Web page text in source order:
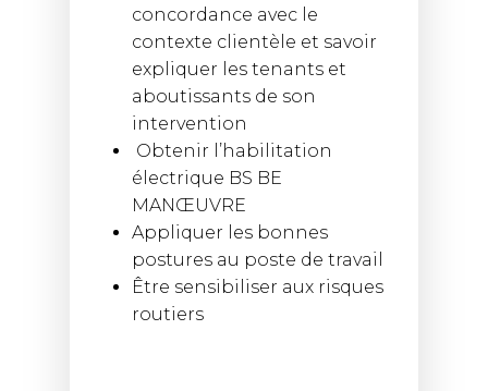
concordance avec le
contexte clientèle et savoir
expliquer les tenants et
aboutissants de son
intervention
Obtenir l’habilitation
électrique BS BE
MANŒUVRE
Appliquer les bonnes
postures au poste de travail
Être sensibiliser aux risques
routiers